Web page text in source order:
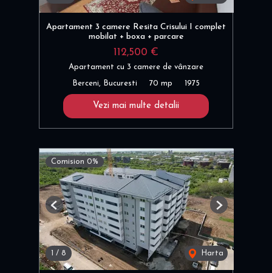
Apartament 3 camere Resita Crisului I complet
mobilat + boxa + parcare
112,500 €
Apartament cu 3 camere de vânzare
Berceni, Bucuresti 70 mp 1975
Vezi mai multe detalii
Comision 0%
/ 8 Harta
Previous Next